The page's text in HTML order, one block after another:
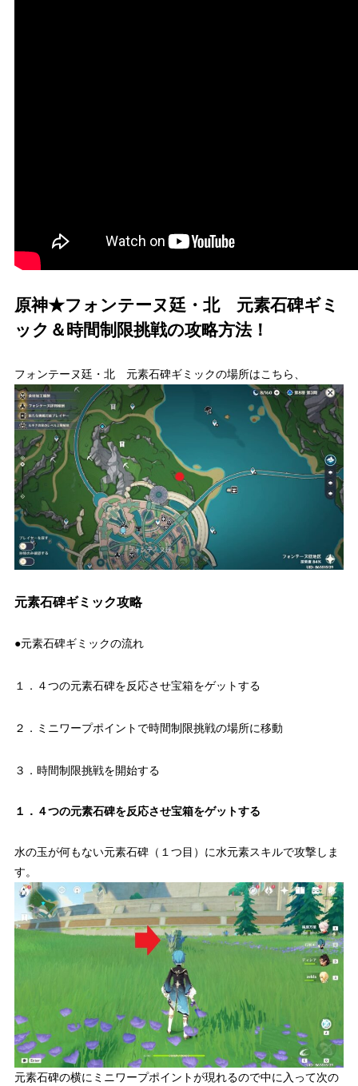
原神★フォンテーヌ廷・北 元素石碑ギミ
ック＆時間制限挑戦の攻略方法！
フォンテーヌ廷・北 元素石碑ギミックの場所はこちら、
元素石碑ギミック攻略
●元素石碑ギミックの流れ
１．４つの元素石碑を反応させ宝箱をゲットする
２．ミニワープポイントで時間制限挑戦の場所に移動
３．時間制限挑戦を開始する
１．４つの元素石碑を反応させ宝箱をゲットする
水の玉が何もない元素石碑（１つ目）に水元素スキルで攻撃しま
す。
元素石碑の横にミニワープポイントが現れるので中に入って次の